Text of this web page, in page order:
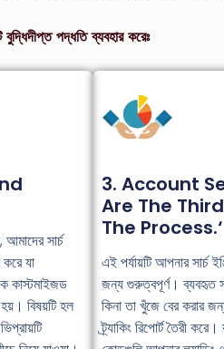
পদ্ধতি ব্যবহার করেঃ
সার্চ
করে যা
কাস্টমাইজড
বিষয়টি হল
3. Account
Are The
The Process.‘
এই পর্যায়টি আপনার সার্চ
জন্য গুরুত্বপূর্ণ। ব্যবহৃত
কিনা তা খুঁজে বের করার
ট্র্যাকিং রিপোর্ট তৈরী